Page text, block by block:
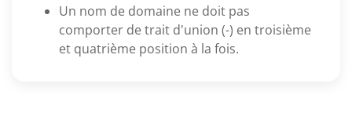
Un nom de domaine ne doit pas
comporter de trait d'union (-) en troisième
et quatrième position à la fois.